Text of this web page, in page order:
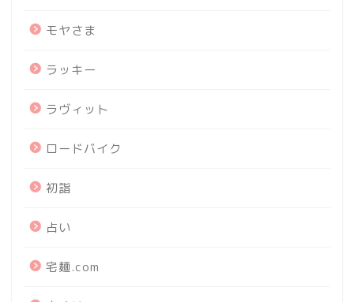
モヤさま
ラッキー
ラヴィット
ロードバイク
初詣
占い
宅麺.com